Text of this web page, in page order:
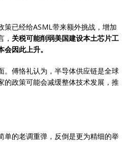
策已经给ASML带来额外挑战，增加
， 关税可能削弱美国建设本土芯片工
因此上升。
。傅恪礼认为，半导体供应链是全球
的政策可能会减缓整体技术发展，推
单的老调重弹，反倒是更为精细的举